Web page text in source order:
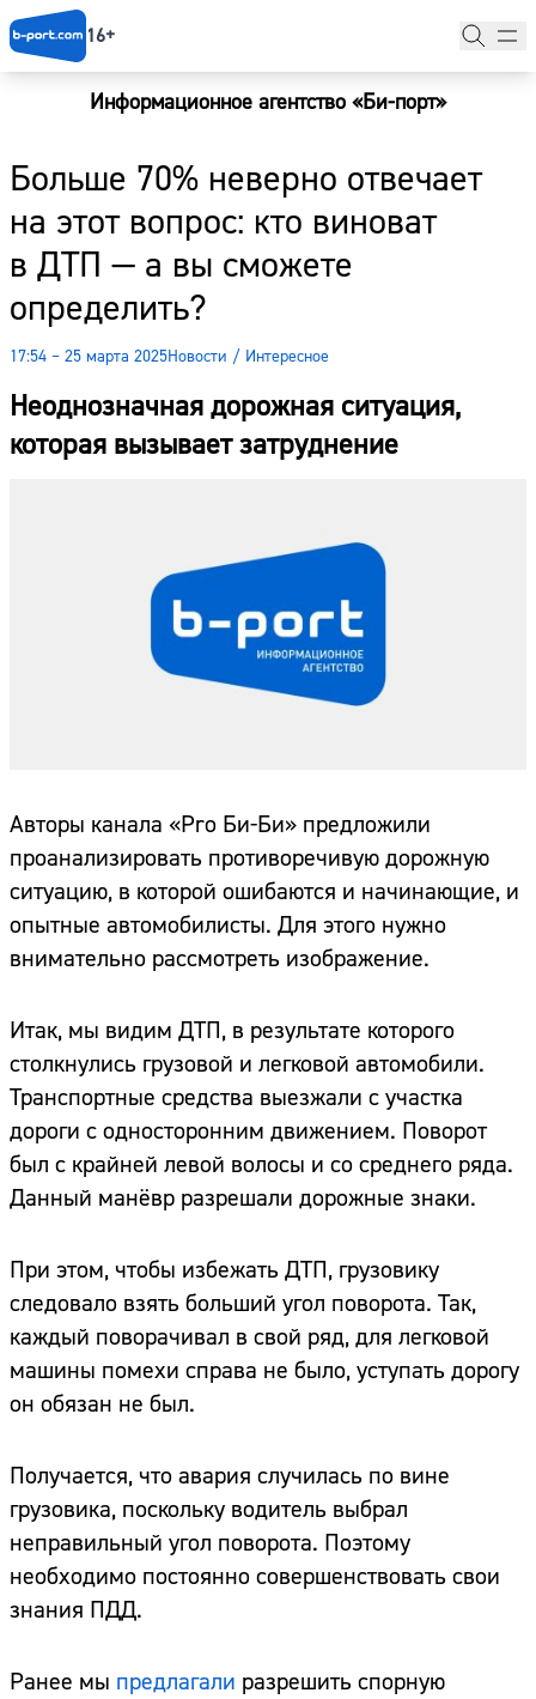
16+
Информационное агентство «Би-порт»
Больше 70% неверно отвечает
на этот вопрос: кто виноват
в ДТП — а вы сможете
определить?
17:54 – 25 марта 2025Новости / Интересное
Неоднозначная дорожная ситуация,
которая вызывает затруднение
Авторы канала «Pro Би-Би» предложили
проанализировать противоречивую дорожную
ситуацию, в которой ошибаются и начинающие, и
опытные автомобилисты. Для этого нужно
внимательно рассмотреть изображение.
Итак, мы видим ДТП, в результате которого
столкнулись грузовой и легковой автомобили.
Транспортные средства выезжали с участка
дороги с односторонним движением. Поворот
был с крайней левой волосы и со среднего ряда.
Данный манёвр разрешали дорожные знаки.
При этом, чтобы избежать ДТП, грузовику
следовало взять больший угол поворота. Так,
каждый поворачивал в свой ряд, для легковой
машины помехи справа не было, уступать дорогу
он обязан не был.
Получается, что авария случилась по вине
грузовика, поскольку водитель выбрал
неправильный угол поворота. Поэтому
необходимо постоянно совершенствовать свои
знания ПДД.
Ранее мы предлагали разрешить спорную
Новости
Наши гости
Фоторепортажи
Погода
Курсы валют